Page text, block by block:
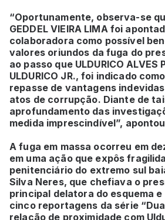
“Oportunamente, observa-se
GEDDEL VIEIRA LIMA foi
colaboradora como possível
valores oriundos da fuga do
ao passo que ULDURICO ALVES
ULDURICO JR., foi indicado
repasse de vantagens
atos de corrupção. Diante de
aprofundamento das
medida imprescindível”,
A fuga em massa ocorreu em
em uma ação que expôs
penitenciário do extremo sul
Silva Neres, que chefiava o
principal delatora do esquema
cinco reportagens da série
relação de proximidade com